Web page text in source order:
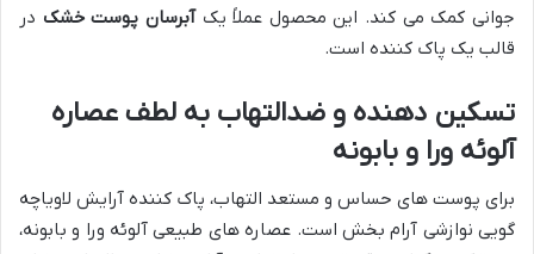
جوانی کمک می کند. این محصول عملاً یکآبرسان پوست خشک در
قالب یک پاک کننده است.
تسکین دهنده و ضدالتهاب به لطف عصاره
آلوئه ورا و بابونه
برای پوست های حساس و مستعد التهاب، پاک کننده آرایش لاویاچه
گویی نوازشی آرام بخش است. عصاره های طبیعی آلوئه ورا و بابونه،